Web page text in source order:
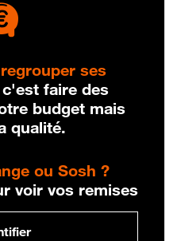
regrouper ses
c'est faire des
budget mais
qualité.
ou Sosh ?
voir vos remises